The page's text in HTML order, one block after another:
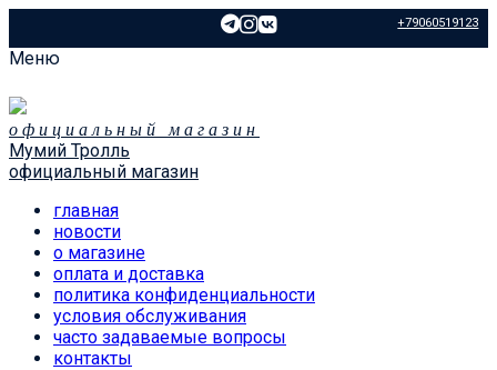
+79060519123
Меню
официальный магазин
Мумий Тролль
официальный магазин
главная
новости
о магазине
оплата и доставка
политика конфиденциальности
условия обслуживания
часто задаваемые вопросы
контакты